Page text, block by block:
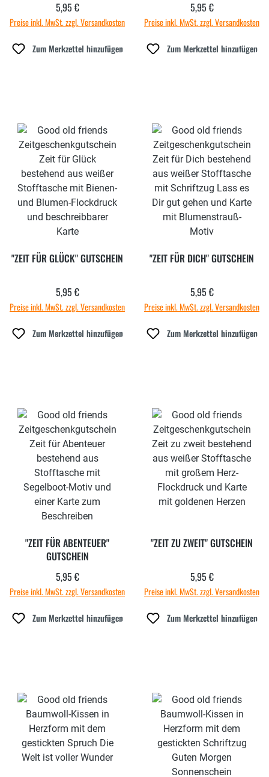
Regulärer Preis:
5,95 €
Preise inkl. MwSt. zzgl. Versandkosten
Zum Merkzettel hinzufügen
Regulärer Preis:
5,95 €
Preise inkl. MwSt. zzgl. Versandkosten
Zum Merkzettel hinzufügen
"ZEIT FÜR GLÜCK" GUTSCHEIN
Regulärer Preis:
5,95 €
Preise inkl. MwSt. zzgl. Versandkosten
Zum Merkzettel hinzufügen
"ZEIT FÜR DICH" GUTSCHEIN
Regulärer Preis:
5,95 €
Preise inkl. MwSt. zzgl. Versandkosten
Zum Merkzettel hinzufügen
"ZEIT FÜR ABENTEUER"
GUTSCHEIN
Regulärer Preis:
5,95 €
Preise inkl. MwSt. zzgl. Versandkosten
Zum Merkzettel hinzufügen
"ZEIT ZU ZWEIT" GUTSCHEIN
Regulärer Preis:
5,95 €
Preise inkl. MwSt. zzgl. Versandkosten
Zum Merkzettel hinzufügen